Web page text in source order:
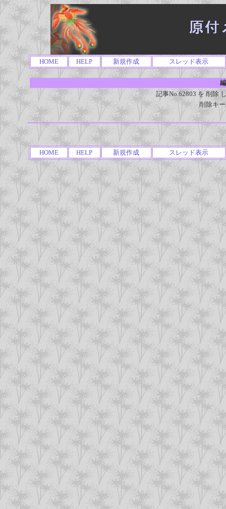
HOME HELP 新規作成 スレッド表示
記事No.62803 を 削除
削除キ
HOME HELP 新規作成 スレッド表示